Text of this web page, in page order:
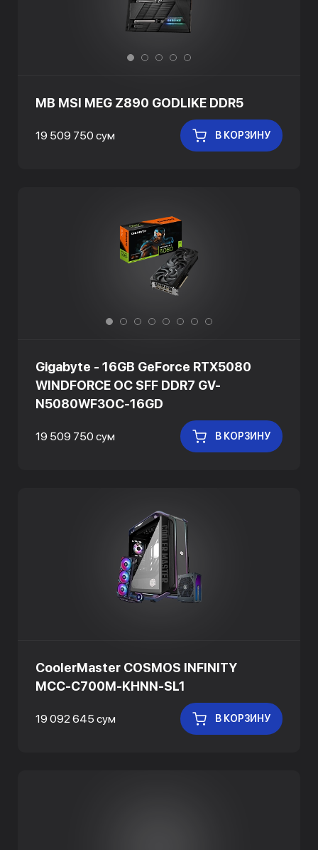
MB MSI MEG Z890 GODLIKE DDR5
19 509 750 сум В КОРЗИНУ
Gigabyte - 16GB GeForce RTX5080
WINDFORCE OC SFF DDR7 GV-
N5080WF3OC-16GD
19 509 750 сум В КОРЗИНУ
CoolerMaster COSMOS INFINITY
MCC-C700M-KHNN-SL1
19 092 645 сум В КОРЗИНУ